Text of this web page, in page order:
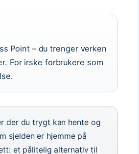
Point – du trenger verken
For irske forbrukere som
der du trygt kan hente og
sjelden er hjemme på
et pålitelig alternativ til